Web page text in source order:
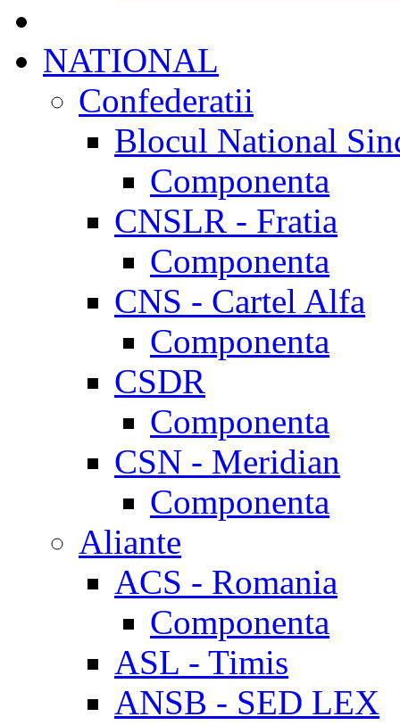
NATIONAL
Confederatii
Blocul National
Componenta
CNSLR - Fratia
Componenta
CNS - Cartel Alfa
Componenta
CSDR
Componenta
CSN - Meridian
Componenta
Aliante
ACS - Romania
Componenta
ASL - Timis
ANSB - SED LEX